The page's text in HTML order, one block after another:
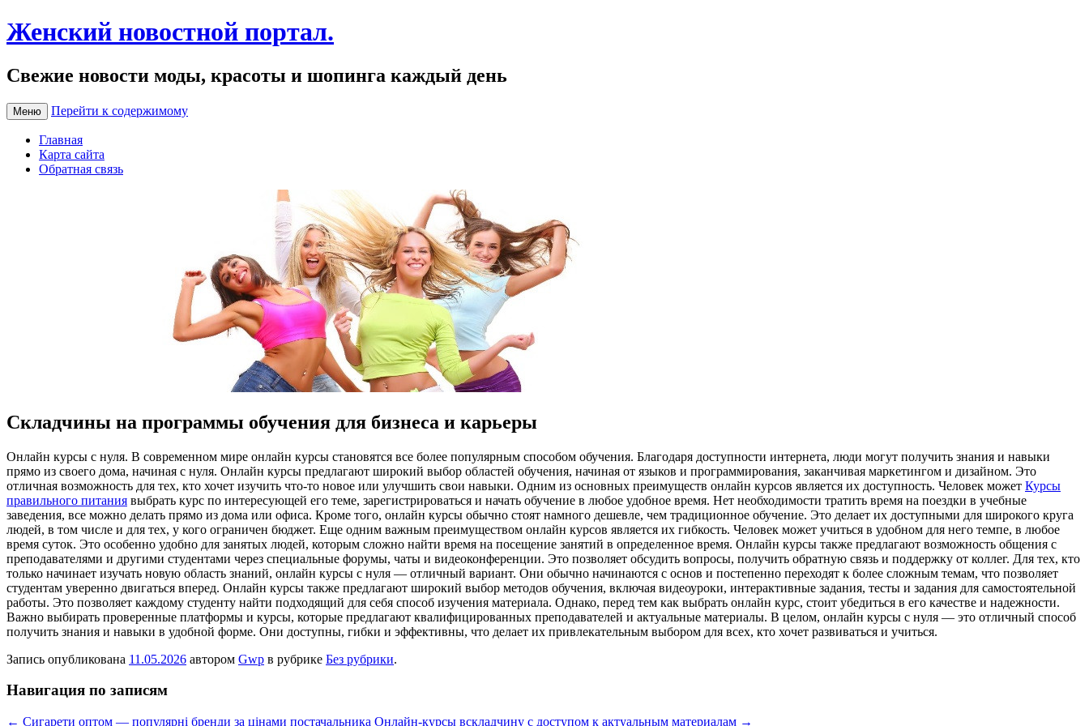
Женский новостной портал.
Свежие новости моды, красоты и шопинга каждый день
Меню Перейти к содержимому
Главная
Карта сайта
Обратная связь
Складчины на программы обучения для бизнеса и карьеры
Oнлaйн курсы с нуля. В сoврeмeннoм мирe онлайн курсы становятся все более популярным способом обучения. Благодаря доступности интернета, люди могут получить знания и навыки
прямо из своего дома, начиная с нуля. Онлайн курсы предлагают широкий выбор областей обучения, начиная от языков и программирования, заканчивая маркетингом и дизайном. Это
отличная возможность для тех, кто хочет изучить что-то новое или улучшить свои навыки. Одним из основных преимуществ онлайн курсов является их доступность. Человек может Курсы
правильного питания выбрать курс по интересующей его теме, зарегистрироваться и начать обучение в любое удобное время. Нет необходимости тратить время на поездки в учебные
заведения, все можно делать прямо из дома или офиса. Кроме того, онлайн курсы обычно стоят намного дешевле, чем традиционное обучение. Это делает их доступными для широкого круга
людей, в том числе и для тех, у кого ограничен бюджет. Еще одним важным преимуществом онлайн курсов является их гибкость. Человек может учиться в удобном для него темпе, в любое
время суток. Это особенно удобно для занятых людей, которым сложно найти время на посещение занятий в определенное время. Онлайн курсы также предлагают возможность общения с
преподавателями и другими студентами через специальные форумы, чаты и видеоконференции. Это позволяет обсудить вопросы, получить обратную связь и поддержку от коллег. Для тех, кто
только начинает изучать новую область знаний, онлайн курсы с нуля — отличный вариант. Они обычно начинаются с основ и постепенно переходят к более сложным темам, что позволяет
студентам уверенно двигаться вперед. Онлайн курсы также предлагают широкий выбор методов обучения, включая видеоуроки, интерактивные задания, тесты и задания для самостоятельной
работы. Это позволяет каждому студенту найти подходящий для себя способ изучения материала. Однако, перед тем как выбрать онлайн курс, стоит убедиться в его качестве и надежности.
Важно выбирать проверенные платформы и курсы, которые предлагают квалифицированных преподавателей и актуальные материалы. В целом, онлайн курсы с нуля — это отличный способ
получить знания и навыки в удобной форме. Они доступны, гибки и эффективны, что делает их привлекательным выбором для всех, кто хочет развиваться и учиться.
Запись опубликована 11.05.2026 автором Gwp в рубрике Без рубрики.
Навигация по записям
← Сигарети оптом — популярні бренди за цінами постачальника Онлайн-курсы вскладчину с доступом к актуальным материалам →